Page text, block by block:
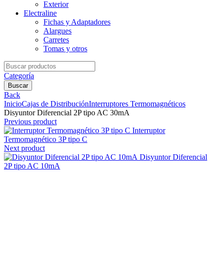
Exterior
Electraline
Fichas y Adaptadores
Alargues
Carretes
Tomas y otros
Search
for:
Categoría
Buscar
Back
InicioCajas de DistribuciónInterruptores Termomagnéticos
Disyuntor Diferencial 2P tipo AC 30mA
Previous product
Interruptor
Termomagnético 3P tipo C
Next product
Disyuntor Diferencial
2P tipo AC 10mA